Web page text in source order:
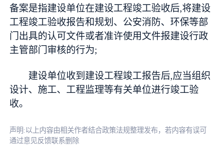
备案是指建设单位在建设工程竣工验收后,将建设
工程竣工验收报告和规划、公安消防、环保等部
门出具的认可文件或者准许使用文件报建设行政
主管部门审核的行为;
建设单位收到建设工程竣工报告后,应当组织
设计、施工、工程监理等有关单位进行竣工验
收。
声明:以上内容由相关作者结合政策法规整理发布，若内容有误可
通过意见反馈联系删除